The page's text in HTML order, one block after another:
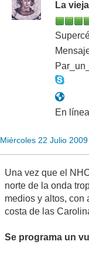
La
En línea
Miércoles 22 Julio
Una vez que el
norte de la onda
medios y altos, con
costa de las
Se programa un